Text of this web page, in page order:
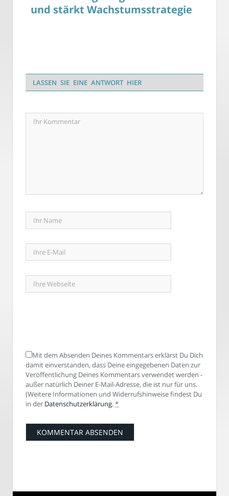
und stärkt Wachstumsstrategie
LASSEN SIE EINE ANTWORT HIER
Mit dem Absenden Deines Kommentars erklärst Du Dich
damit einverstanden, dass Deine eingegebenen Daten zur
Veröffentlichung Deines Kommentars verwendet werden -
außer natürlich Deiner E-Mail-Adresse, die ist nur für uns.
(Weitere Informationen und Widerrufshinweise findest Du
in der Datenschutzerklärung.*